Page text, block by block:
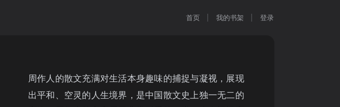
首页 我的书架 登录
周作人的散文充满对生活本身趣味的捕捉与凝视，展现
出平和、空灵的人生境界，是中国散文史上独一无二的